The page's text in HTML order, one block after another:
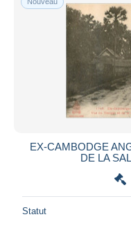
EX-CAMBODGE
DE LA
Statut